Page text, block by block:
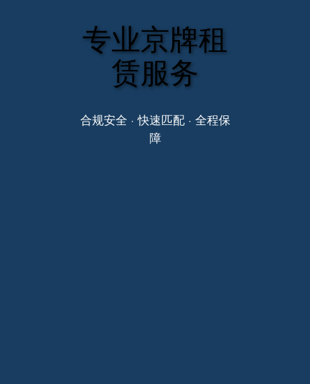
专业京牌租
赁服务
合规安全 · 快速匹配 · 全程保
障